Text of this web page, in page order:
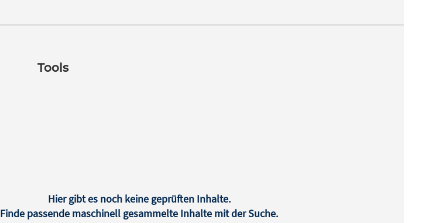
Tools
Hier gibt es noch keine geprüften Inhalte.
Finde passende maschinell gesammelte Inhalte mit der Suche.